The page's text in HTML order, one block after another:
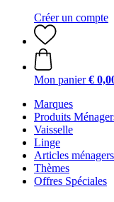
Créer un compte
Mon panier €
Marques
Produits
Vaisselle
Linge
Articles ménagers
Thèmes
Offres Spéciales